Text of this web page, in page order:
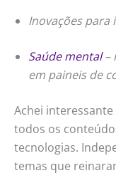
Inovações para
Saúde mental–
em paineis de
Achei
todos os
tecnologias.
temas que